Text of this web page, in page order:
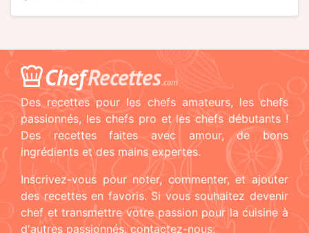
ChefRecettes.com
Des recettes pour les chefs amateurs, les chefs
passionnés, les chefs pro et les chefs débutants !
Des recettes faites avec amour, de bons
ingrédients et des mains expertes.
Inscrivez-vous pour noter, commenter, et ajouter
des recettes en favoris. Si vous souhaitez devenir
chef et transmettre votre passion pour la cuisine à
d'autres passionnés, contactez-nous.